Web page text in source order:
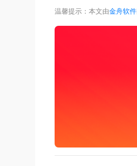
温馨提示：本文由金舟软件